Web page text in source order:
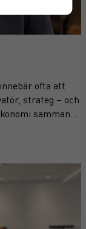
ofta att
strateg – och
samman